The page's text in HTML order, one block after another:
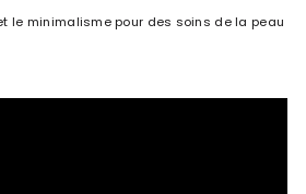
le minimalisme pour des soins de la peau